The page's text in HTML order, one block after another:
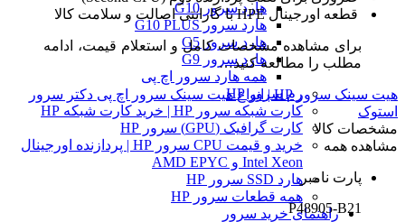
هارد سرور G10
هارد سرور G10 PLUS
هارد سرور G5
هارد سرور G9
همه هارد سرور اچ پی
رم سرور HP
کارت شبکه سرور HP | خرید کارت شبکه HP
کارت گرافیک (GPU) سرور HP
خرید و قیمت CPU سرور HP | پردازنده اورجینال
Intel Xeon و AMD EPYC
هارد SSD سرور HP
همه قطعات سرور HP
راهنمای خرید سرور
قطعه اورجینال HPE با گارانتی اصالت و سلامت کالا
برای مشاهده مشخصات کامل و استعلام قیمت، ادامه
مطلب را مطالعه کنید…
هیت سینک سرور HP | انواع هیت سینک سرور اچ پی دکتر سرور
استوک
مشخصات کالا
مشاهده همه
پارت نامبر
P48905-B21